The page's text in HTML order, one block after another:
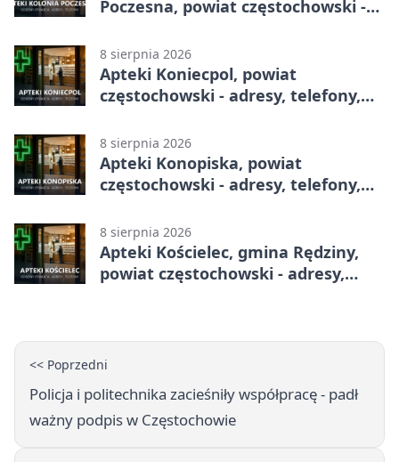
Poczesna, powiat częstochowski -
8 sierpnia 2026
Apteki Koniecpol, powiat
częstochowski - adresy, telefony,
8 sierpnia 2026
Apteki Konopiska, powiat
częstochowski - adresy, telefony,
8 sierpnia 2026
Apteki Kościelec, gmina Rędziny,
powiat częstochowski - adresy,
<< Poprzedni
Policja i politechnika zacieśniły współpracę - padł
ważny podpis w Częstochowie